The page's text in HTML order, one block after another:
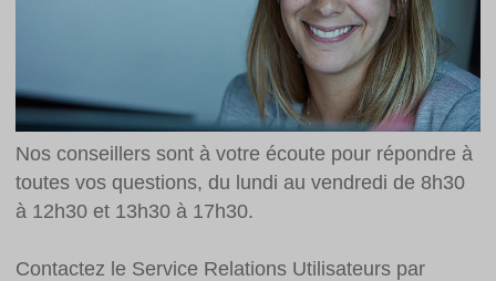
Nos conseillers sont à votre écoute pour répondre à
toutes vos questions, du lundi au vendredi de 8h30
à 12h30 et 13h30 à 17h30.
Contactez le Service Relations Utilisateurs par